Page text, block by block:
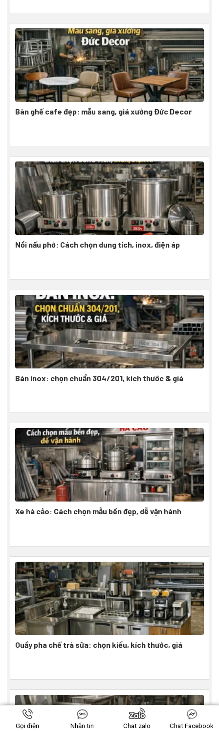
Bàn ghế cafe đẹp: mẫu sang, giá xưởng Đức Decor
Nồi nấu phở: Cách chọn dung tích, inox, điện áp
Bàn inox: chọn chuẩn 304/201, kích thước & giá
Xe há cảo: Cách chọn mẫu bền đẹp, dễ vận hành
Quầy pha chế trà sữa: chọn kiểu, kích thước, giá
Gọi điện Nhắn tin Chat zalo Chat Facebook